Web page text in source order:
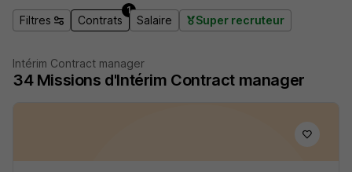
Filtres Contrats
1
Salaire Super recruteur
Intérim Contract manager
34 Missions d'Intérim Contract manager